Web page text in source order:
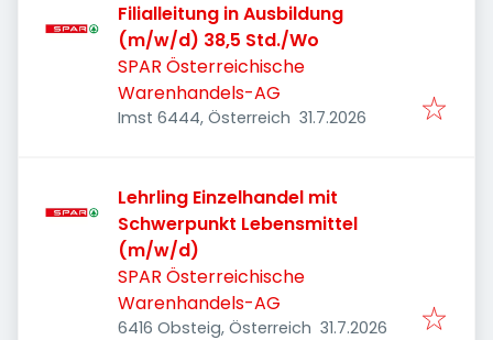
Filialleitung in Ausbildung
(m/w/d) 38,5 Std./Wo
SPAR Österreichische
Warenhandels-AG
Imst 6444, Österreich Veröffentlicht
31.7.2026
Lehrling Einzelhandel mit
Schwerpunkt Lebensmittel
(m/w/d)
SPAR Österreichische
Warenhandels-AG
6416 Obsteig, Österreich Veröffentlicht:
31.7.2026